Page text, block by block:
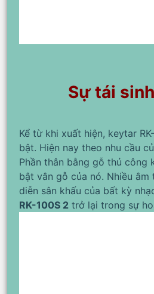
Sự tái
Kể từ khi xuất hiện, keytar
bật. Hiện nay theo nhu cầu
Phần thân bằng gỗ thủ công
bật vân gỗ của nó. Nhiều
diễn sân khấu của bất kỳ
RK-100S 2 trở lại trong sự